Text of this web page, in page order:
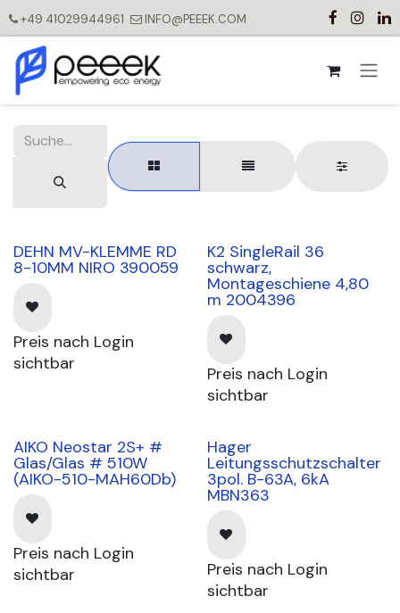
+49 41029944961 INFO@PEEEK.COM
DEHN MV-KLEMME RD
8-10MM NIRO 390059
Preis nach Login
sichtbar
K2 SingleRail 36
schwarz,
Montageschiene 4,80
m 2004396
Preis nach Login
sichtbar
AIKO Neostar 2S+ #
Glas/Glas # 510W
(AIKO-510-MAH60Db)
Preis nach Login
sichtbar
Hager
Leitungsschutzschalter
3pol. B-63A, 6kA
MBN363
Preis nach Login
sichtbar